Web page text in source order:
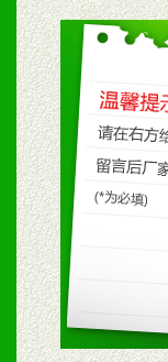
3、根
保产品
4、根
购支持。
五、退
1、给